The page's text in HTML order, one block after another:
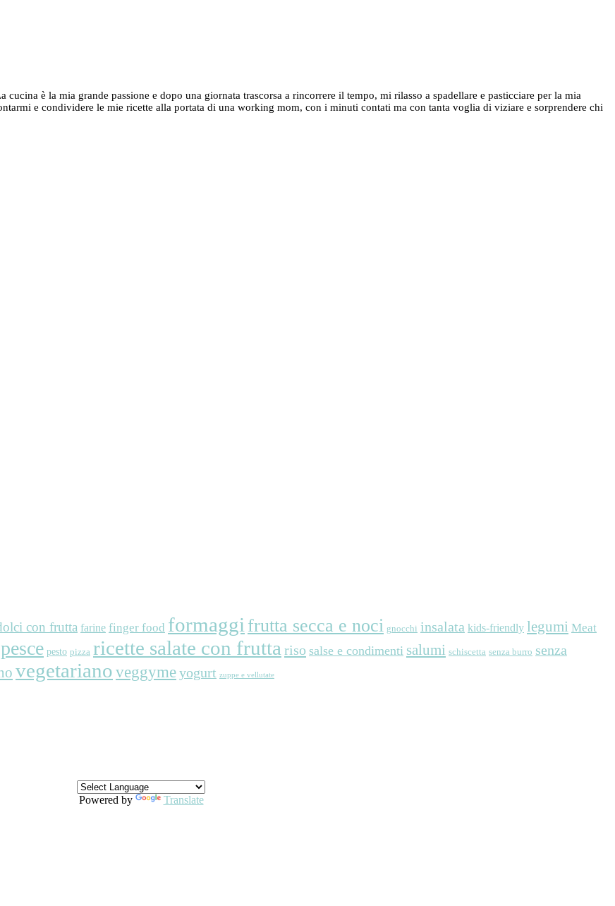
è la mia grande passione e dopo una giornata trascorsa a rincorrere il tempo, mi rilasso a spadellare e pasticciare per la mia
e condividere le mie ricette alla portata di una working mom, con i minuti contati ma con tanta voglia di viziare e sorprendere chi
con frutta farine finger food formaggi frutta secca e noci gnocchi insalata kids-friendly legumi Meat
pesce pesto pizza ricette salate con frutta riso salse e condimenti salumi schiscetta senza burro senza
vegetariano veggymeyogurt zuppe e vellutate
Powered by Translate